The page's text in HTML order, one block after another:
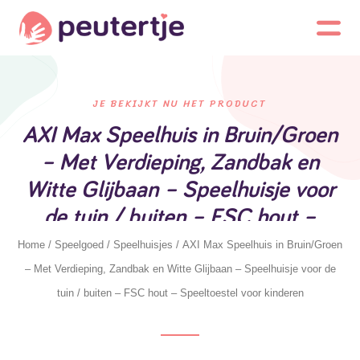
JE BEKIJKT NU HET PRODUCT
AXI Max Speelhuis in Bruin/Groen
– Met Verdieping, Zandbak en
Witte Glijbaan – Speelhuisje voor
de tuin / buiten – FSC hout –
Speeltoestel voor kinderen
Home / Speelgoed / Speelhuisjes / AXI Max Speelhuis in Bruin/Groen
– Met Verdieping, Zandbak en Witte Glijbaan – Speelhuisje voor de
tuin / buiten – FSC hout – Speeltoestel voor kinderen